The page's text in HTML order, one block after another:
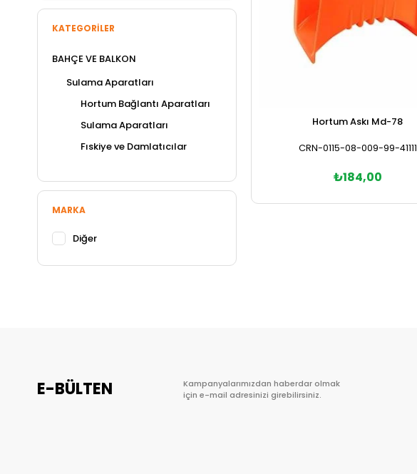
KATEGORILER
BAHÇE VE BALKON
Sulama Aparatları
Hortum Bağlantı Aparatları
Sulama Aparatları
Fıskiye ve Damlatıcılar
MARKA
Diğer
Hortum Askı Md-78
CRN-0115-08-009-99-41111
₺184,00
E-BÜLTEN
Kampanyalarımızdan haberdar olmak
için e-mail adresinizi girebilirsiniz.